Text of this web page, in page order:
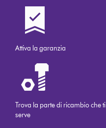
Attiva la garanzia
Trova la parte di ricambio che ti
serve